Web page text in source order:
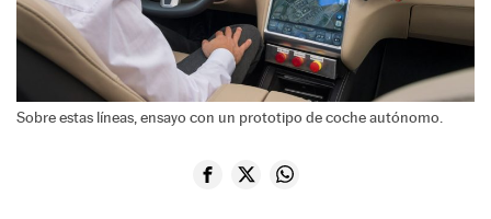
Sobre estas líneas, ensayo con un prototipo de coche autónomo.